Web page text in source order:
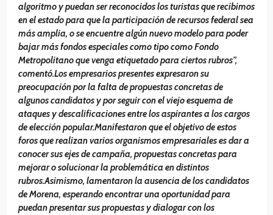
algoritmo y puedan ser reconocidos los turistas que recibimos
en el estado para que la participación de recursos federal sea
más amplia, o se encuentre algún nuevo modelo para poder
bajar más fondos especiales como tipo como Fondo
Metropolitano que venga etiquetado para ciertos rubros”,
comentó.Los empresarios presentes expresaron su
preocupación por la falta de propuestas concretas de
algunos candidatos y por seguir con el viejo esquema de
ataques y descalificaciones entre los aspirantes a los cargos
de elección popular.Manifestaron que el objetivo de estos
foros que realizan varios organismos empresariales es dar a
conocer sus ejes de campaña, propuestas concretas para
mejorar o solucionar la problemática en distintos
rubros.Asimismo, lamentaron la ausencia de los candidatos
de Morena, esperando encontrar una oportunidad para
puedan presentar sus propuestas y dialogar con los